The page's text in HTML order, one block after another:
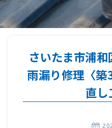
さいたま市浦和
雨漏り修理〈
直し